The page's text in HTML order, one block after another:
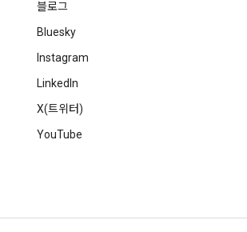
블로그
Bluesky
Instagram
LinkedIn
X(트위터)
YouTube